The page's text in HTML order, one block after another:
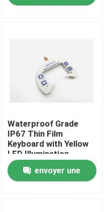
Waterproof Grade
IP67 Thin Film
Keyboard with Yellow
LED Illumination
envoyer une